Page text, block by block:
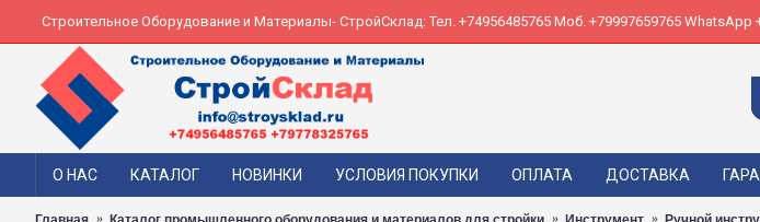
Строительное Оборудование и Материалы- СтройСклад: Тел. +74956485765 Моб. +79997659765 WhatsApp
О НАС КАТАЛОГ НОВИНКИ УСЛОВИЯ ПОКУПКИ ОПЛАТА ДОСТАВКА